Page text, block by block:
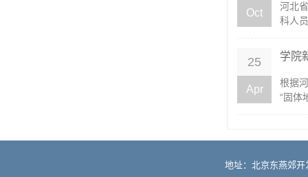
Oct
河北
科人
25
Apr
学院
根据
“固体
地址：北京东燕郊